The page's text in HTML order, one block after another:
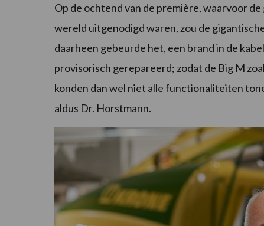
Op de ochtend van de première, waarvoor
wereld uitgenodigd waren, zou de
daarheen gebeurde het, een brand in de
provisorisch gerepareerd; zodat de Big M
konden dan wel niet alle functionaliteiten
aldus Dr. Horstmann.